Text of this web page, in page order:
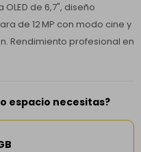
OLED de 6,7", diseño
de 12 MP con modo cine y
Rendimiento profesional en
espacio necesitas?